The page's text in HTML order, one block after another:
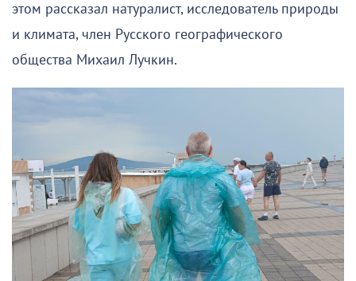
этом рассказал натуралист, исследователь природы
и климата, член Русского географического
общества Михаил Лучкин.